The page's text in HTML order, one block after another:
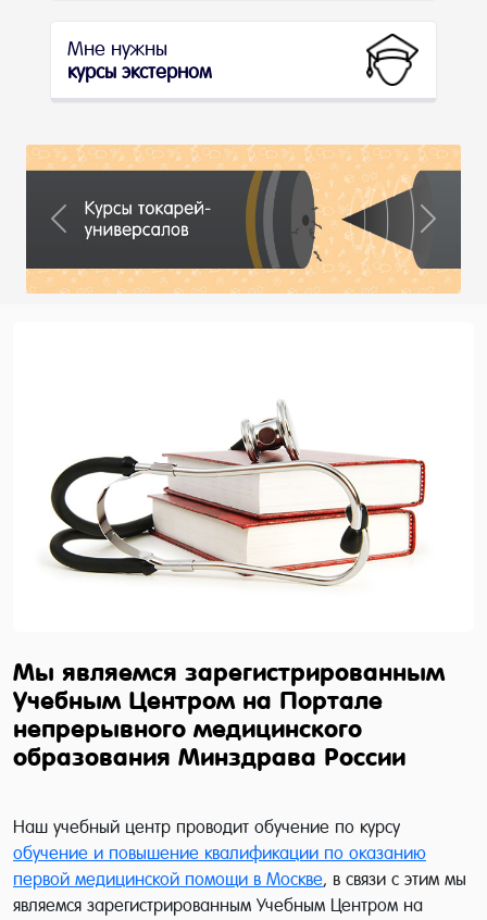
Мне нужны
курсы экстерном
Previous Next
Мы являемся зарегистрированным
Учебным Центром на Портале
непрерывного медицинского
образования Минздрава России
Наш учебный центр проводит обучение по курсу
обучение и повышение квалификации по оказанию
первой медицинской помощи в Москве, в связи с этим мы
являемся зарегистрированным Учебным Центром на